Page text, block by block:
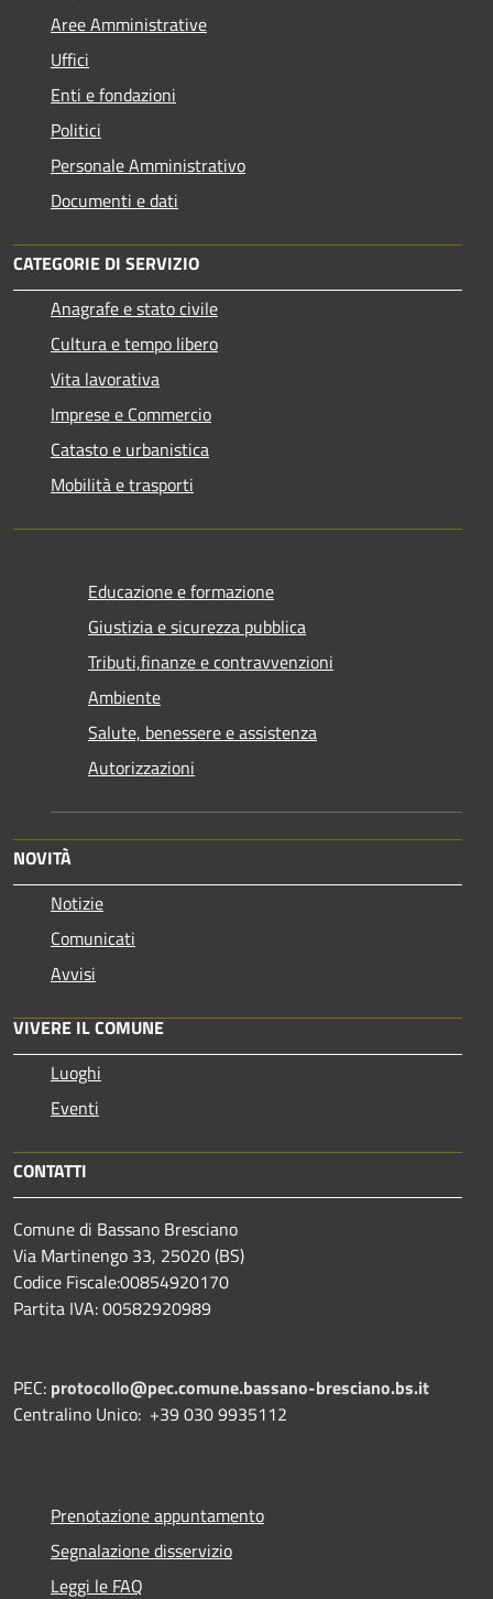
Aree Amministrative
Uffici
Enti e fondazioni
Politici
Personale Amministrativo
Documenti e dati
CATEGORIE DI SERVIZIO
Anagrafe e stato civile
Cultura e tempo libero
Vita lavorativa
Imprese e Commercio
Catasto e urbanistica
Mobilità e trasporti
Educazione e formazione
Giustizia e sicurezza pubblica
Tributi,finanze e contravvenzioni
Ambiente
Salute, benessere e assistenza
Autorizzazioni
NOVITÀ
Notizie
Comunicati
Avvisi
VIVERE IL COMUNE
Luoghi
Eventi
CONTATTI
Comune di Bassano Bresciano
Via Martinengo 33, 25020 (BS)
Codice Fiscale:00854920170
Partita IVA: 00582920989
PEC: protocollo@pec.comune.bassano-bresciano.bs.it
Centralino Unico: +39 030 9935112
Prenotazione appuntamento
Segnalazione disservizio
Leggi le FAQ